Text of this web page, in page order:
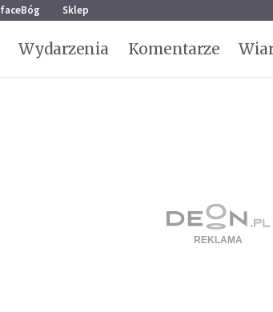
faceBóg Sklep
Wydarzenia Komentarze